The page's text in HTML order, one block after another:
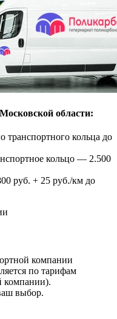
области:
транспортного кольца до
кольцо — 2.500
руб. + 25 руб./км до
компании
по тарифам
компании).
выбор.